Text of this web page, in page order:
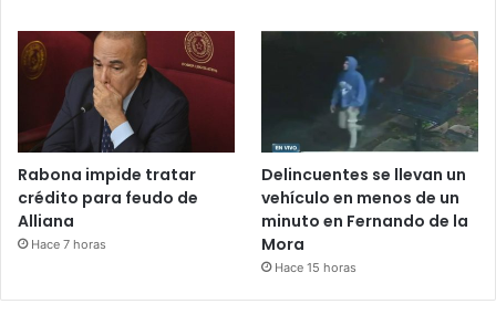
Rabona impide tratar
crédito para feudo de
Alliana
Hace 7 horas
Delincuentes se llevan un
vehículo en menos de un
minuto en Fernando de la
Mora
Hace 15 horas